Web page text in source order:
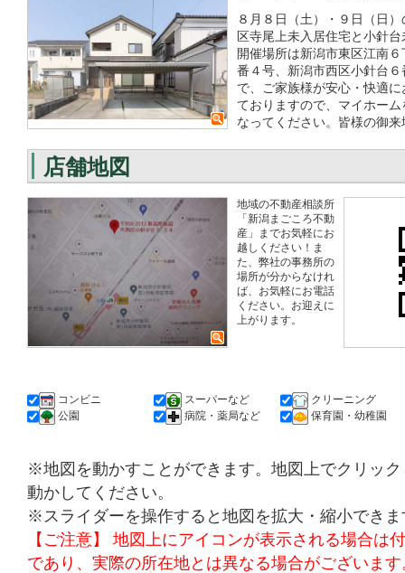
８月８日（土）・９日（日
区寺尾上未入居住宅と小針
開催場所は新潟市東区江南
番４号、新潟市西区小針台
で、ご家族様が安心・快適
ておりますので、マイホー
なってください。皆様の御
店舗地図
地域の不動産相談所
「新潟まごころ不動
産」までお気軽にお
越しください！ま
た、弊社の事務所の
場所が分からなけれ
ば、お気軽にお電話
ください。お迎えに
上がります。
コンビニ スーパーなど
クリーニング
公園
病院・薬局など 保育園・幼稚園
※地図を動かすことができます。地図上でクリッ
動かしてください。
※スライダーを操作すると地図を拡大・縮小できま
【ご注意】 地図上にアイコンが表示される場合は
であり、実際の所在地とは異なる場合がございます